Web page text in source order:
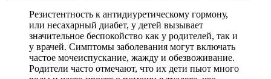
Резистентность к антидиуретическому гормону,
или несахарный диабет, у детей вызывает
значительное беспокойство как у родителей, так и
у врачей. Симптомы заболевания могут включать
частое мочеиспускание, жажду и обезвоживание.
Родители часто отмечают, что их дети пьют много